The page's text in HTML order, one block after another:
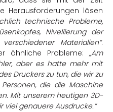
Herausforderungen lösen
technische Probleme,
Nivellierung der
Materialien“.
ähnliche Probleme: „Am
aber es hatte mehr mit
Druckers zu tun, die wir zu
die die Maschine
Mit unserem heutigen 3D-
genauere Ausdrucke.“